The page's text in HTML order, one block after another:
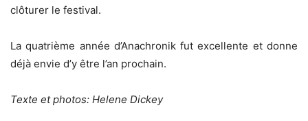
clôturer le festival.
La quatrième année d’Anachronik fut excellente et donne
déjà envie d’y être l’an prochain.
Texte et photos: Helene Dickey